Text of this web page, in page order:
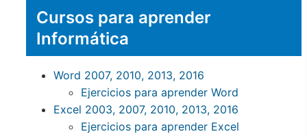
Cursos para aprender
Informática
Word 2007, 2010, 2013, 2016
Ejercicios para aprender Word
Excel 2003, 2007, 2010, 2013, 2016
Ejercicios para aprender Excel